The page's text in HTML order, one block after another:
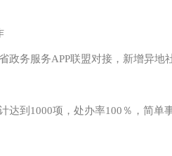
政务服务APP联盟对接，新增异地
达到 1000项，处办率100％，简单